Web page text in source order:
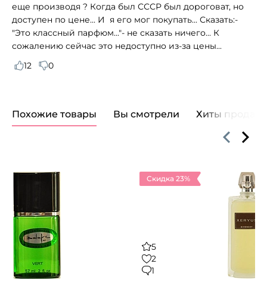
еще производя ? Когда был СССР был дороговат, но
доступен по цене... И я его мог покупать... Сказать:-
"Это классный парфюм..."- не сказать ничего... К
сожалению сейчас это недоступно из-за цены...
12
0
Похожие товары Вы смотрели Хиты продаж
Скидка 23%
5
2
1